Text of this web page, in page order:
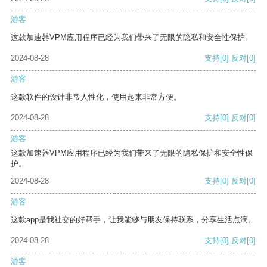
游客
这款加速器VPM应用程序已经为我们带来了无限的隐私和安全性保护。
2024-08-28 支持[0] 反对[0]
游客
这款软件的设计非常人性化，使用起来非常方便。
2024-08-28 支持[0] 反对[0]
游客
这款加速器VPM应用程序已经为我们带来了无限的隐私保护和安全性保
护。
2024-08-28
支持[0] 反对[0]
游客
这款app是我社交的好帮手，让我能够与朋友保持联系，分享生活点滴。
2024-08-28 支持[0] 反对[0]
游客